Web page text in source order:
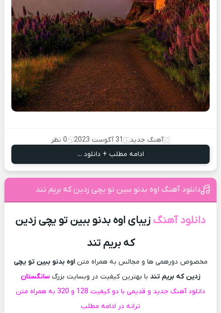
آهنگ جدید 31 آگوست 2023
0 نظر
ادامه مطلب + دانلود ...
دانلود آهنگ اوه بدنو ببین تو یچی زدین که بریم تند
دانلود آهنگ زیبای اوه بدنو ببین تو یچی زدین
که بریم تند
مخصوص دورهمی ها و مجالس به همراه متناوه بدنو ببین تو یچی
زدین که بریم تند با بهترین کیفیت در وبسایت بزرگ سانگستان
دانلود آهنگ جدید و قدیمی با دو کیفیت 128 و 320 به همراه متن
ترانه در ادامه مطلب